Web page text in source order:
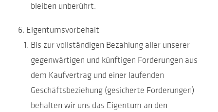
bleiben unberührt.
Eigentumsvorbehalt
Bis zur vollständigen Bezahlung aller unserer
gegenwärtigen und künftigen Forderungen aus
dem Kaufvertrag und einer laufenden
Geschäftsbeziehung (gesicherte Forderungen)
behalten wir uns das Eigentum an den